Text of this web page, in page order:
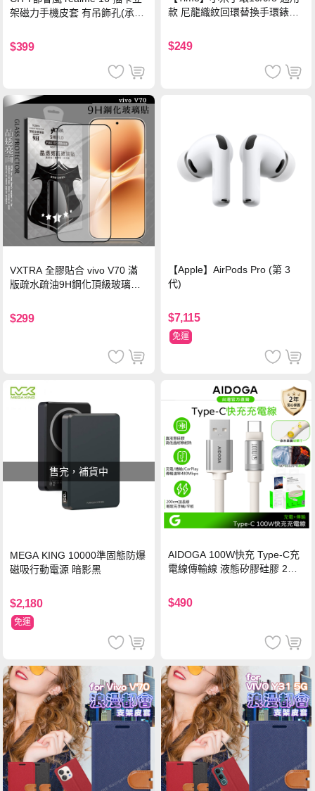
架磁力手機皮套 有吊飾孔(承諾
$399
款 尼龍織紋回環替換手環錶帶-
$249
VXTRA 全膠貼合 vivo V70 滿
版疏水疏油9H鋼化頂級玻璃貼
$299
【Apple】AirPods Pro (第 3
代)
$7,115
免運
售完，補貨中
MEGA KING 10000準固態防爆
磁吸行動電源 暗影黑
$2,180
免運
AIDOGA 100W快充 Type-C充
電線傳輸線 液態矽膠硅膠 2M
$490